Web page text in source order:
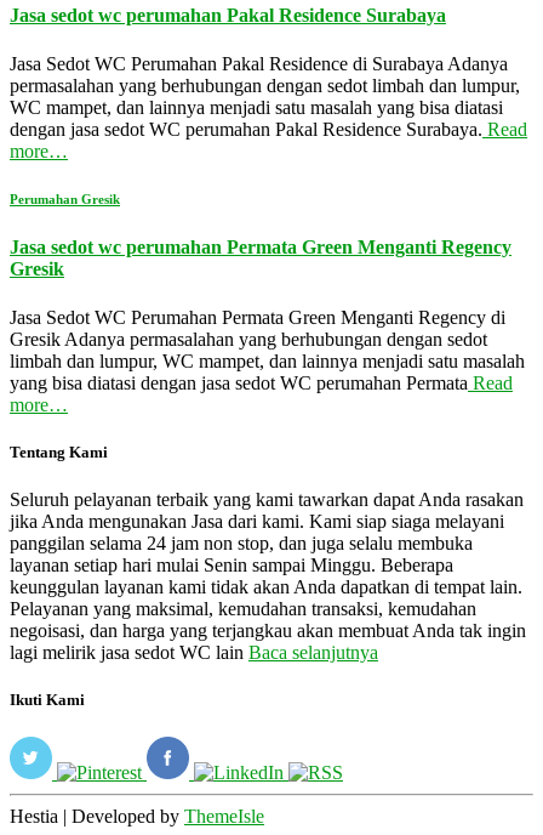
Jasa sedot wc perumahan Pakal Residence Surabaya
Jasa Sedot WC Perumahan Pakal Residence di Surabaya Adanya
permasalahan yang berhubungan dengan sedot limbah dan lumpur,
WC mampet, dan lainnya menjadi satu masalah yang bisa diatasi
dengan jasa sedot WC perumahan Pakal Residence Surabaya. Read
more…
Perumahan Gresik
Jasa sedot wc perumahan Permata Green Menganti Regency
Gresik
Jasa Sedot WC Perumahan Permata Green Menganti Regency di
Gresik Adanya permasalahan yang berhubungan dengan sedot
limbah dan lumpur, WC mampet, dan lainnya menjadi satu masalah
yang bisa diatasi dengan jasa sedot WC perumahan Permata Read
more…
Tentang Kami
Seluruh pelayanan terbaik yang kami tawarkan dapat Anda rasakan
jika Anda mengunakan Jasa dari kami. Kami siap siaga melayani
panggilan selama 24 jam non stop, dan juga selalu membuka
layanan setiap hari mulai Senin sampai Minggu. Beberapa
keunggulan layanan kami tidak akan Anda dapatkan di tempat lain.
Pelayanan yang maksimal, kemudahan transaksi, kemudahan
negoisasi, dan harga yang terjangkau akan membuat Anda tak ingin
lagi melirik jasa sedot WC lain Baca selanjutnya
Ikuti Kami
Hestia | Developed by ThemeIsle